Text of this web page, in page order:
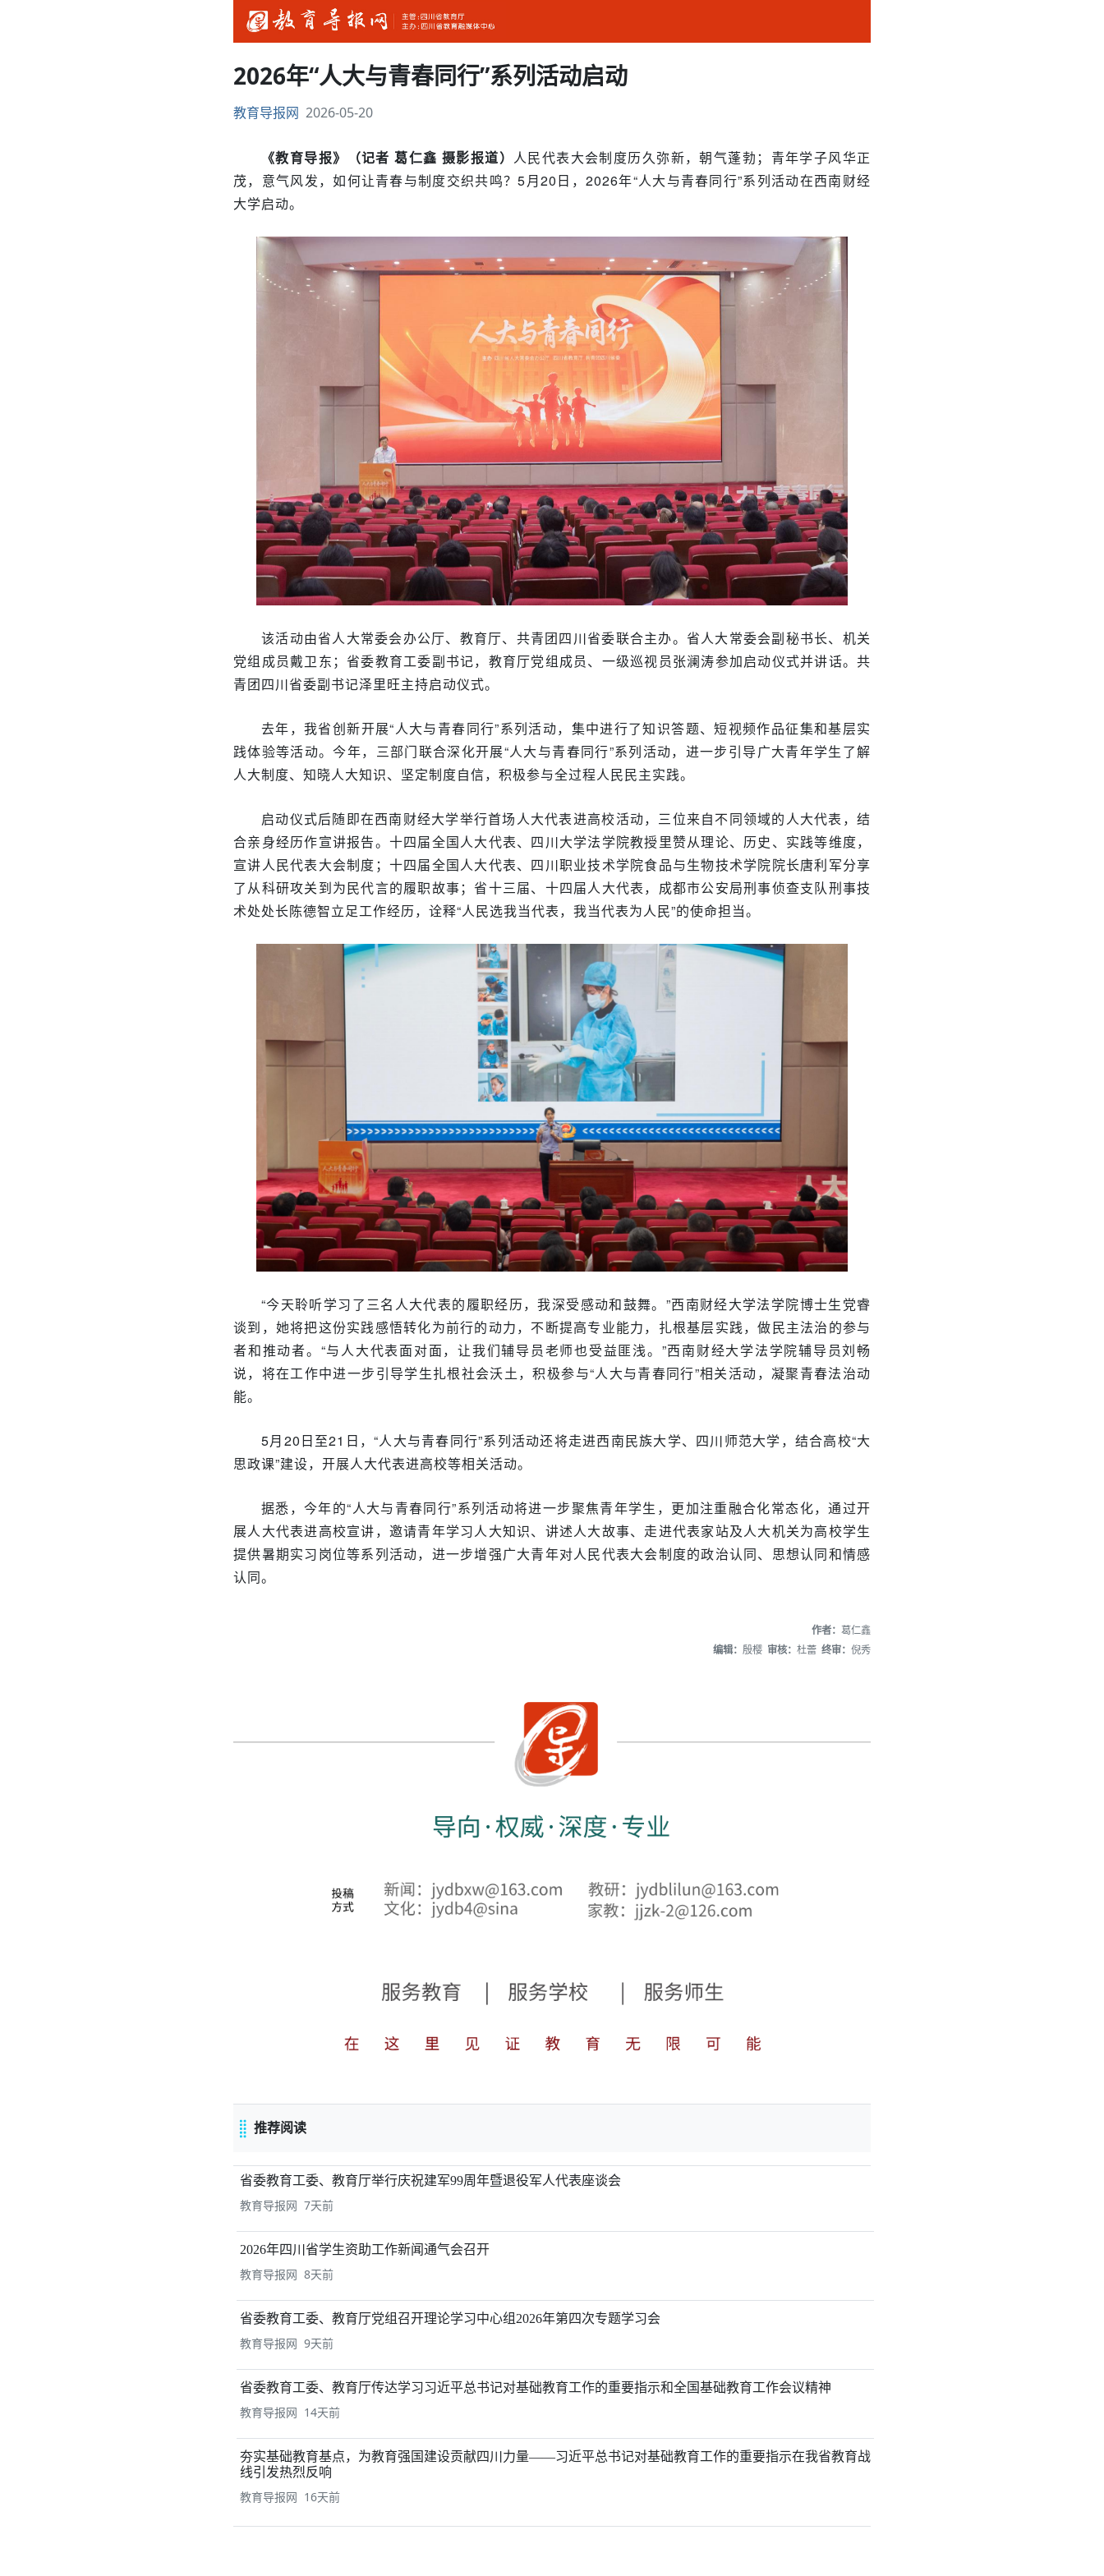
2026年“人大与青春同行”系列活动启动
教育导报网 2026-05-20
《教育导报》（记者 葛仁鑫 摄影报道） 人民代表大会制度历久弥新，朝气蓬勃；青年学子风华正
茂，意气风发，如何让青春与制度交织共鸣？5月20日，2026年“人大与青春同行”系列活动在西南财经
大学启动。
该活动由省人大常委会办公厅、教育厅、共青团四川省委联合主办。省人大常委会副秘书长、机关
党组成员戴卫东；省委教育工委副书记，教育厅党组成员、一级巡视员张澜涛参加启动仪式并讲话。共
青团四川省委副书记泽里旺主持启动仪式。
去年，我省创新开展“人大与青春同行”系列活动，集中进行了知识答题、短视频作品征集和基层实
践体验等活动。今年，三部门联合深化开展“人大与青春同行”系列活动，进一步引导广大青年学生了解
人大制度、知晓人大知识、坚定制度自信，积极参与全过程人民民主实践。
启动仪式后随即在西南财经大学举行首场人大代表进高校活动，三位来自不同领域的人大代表，结
合亲身经历作宣讲报告。十四届全国人大代表、四川大学法学院教授里赞从理论、历史、实践等维度，
宣讲人民代表大会制度；十四届全国人大代表、四川职业技术学院食品与生物技术学院院长唐利军分享
了从科研攻关到为民代言的履职故事；省十三届、十四届人大代表，成都市公安局刑事侦查支队刑事技
术处处长陈德智立足工作经历，诠释“人民选我当代表，我当代表为人民”的使命担当。
“今天聆听学习了三名人大代表的履职经历，我深受感动和鼓舞。”西南财经大学法学院博士生党睿
谈到，她将把这份实践感悟转化为前行的动力，不断提高专业能力，扎根基层实践，做民主法治的参与
者和推动者。“与人大代表面对面，让我们辅导员老师也受益匪浅。”西南财经大学法学院辅导员刘畅
说，将在工作中进一步引导学生扎根社会沃土，积极参与“人大与青春同行”相关活动，凝聚青春法治动
能。
5月20日至21日，“人大与青春同行”系列活动还将走进西南民族大学、四川师范大学，结合高校“大
思政课”建设，开展人大代表进高校等相关活动。
据悉，今年的“人大与青春同行”系列活动将进一步聚焦青年学生，更加注重融合化常态化，通过开
展人大代表进高校宣讲，邀请青年学习人大知识、讲述人大故事、走进代表家站及人大机关为高校学生
提供暑期实习岗位等系列活动，进一步增强广大青年对人民代表大会制度的政治认同、思想认同和情感
认同。
作者： 葛仁鑫
编辑： 殷樱 审核： 杜蕾 终审： 倪秀
推荐阅读
省委教育工委、教育厅举行庆祝建军99周年暨退役军人代表座谈会
教育导报网 7天前
2026年四川省学生资助工作新闻通气会召开
教育导报网 8天前
省委教育工委、教育厅党组召开理论学习中心组2026年第四次专题学习会
教育导报网 9天前
省委教育工委、教育厅传达学习习近平总书记对基础教育工作的重要指示和全国基础教育工作会议精神
教育导报网 14天前
夯实基础教育基点，为教育强国建设贡献四川力量——习近平总书记对基础教育工作的重要指示在我省教育战
线引发热烈反响
教育导报网 16天前